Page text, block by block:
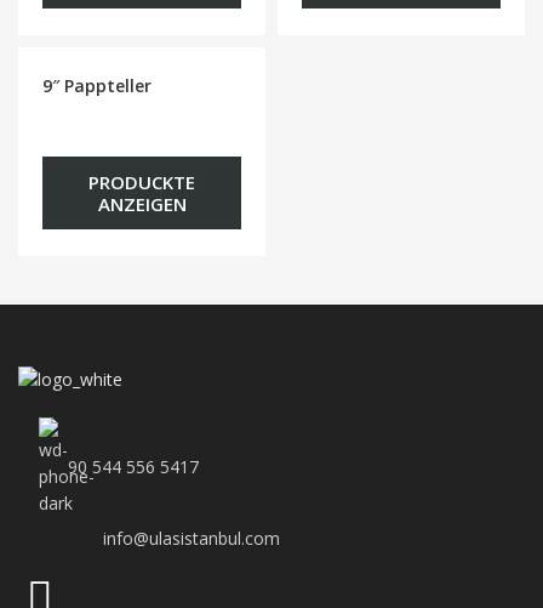
9″ Pappteller
PRODUCKTE
ANZEIGEN
90 544 556 5417
info@ulasistanbul.com